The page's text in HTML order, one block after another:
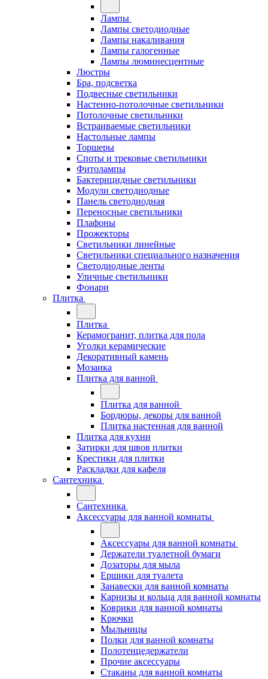
Лампы
Лампы светодиодные
Лампы накаливания
Лампы галогенные
Лампы люминесцентные
Люстры
Бра, подсветка
Подвесные светильники
Настенно-потолочные светильники
Потолочные светильники
Встраиваемые светильники
Настольные лампы
Торшеры
Споты и трековые светильники
Фитолампы
Бактерицидные светильники
Модули светодиодные
Панель светодиодная
Переносные светильники
Плафоны
Прожекторы
Светильники линейные
Светильники специального назначения
Светодиодные ленты
Уличные светильники
Фонари
Плитка
Плитка
Керамогранит, плитка для пола
Уголки керамические
Декоративный камень
Мозаика
Плитка для ванной
Плитка для ванной
Бордюры, декоры для ванной
Плитка настенная для ванной
Плитка для кухни
Затирки для швов плитки
Крестики для плитки
Раскладки для кафеля
Сантехника
Сантехника
Аксессуары для ванной комнаты
Аксессуары для ванной комнаты
Держатели туалетной бумаги
Дозаторы для мыла
Ершики для туалета
Занавески для ванной комнаты
Карнизы и кольца для ванной комнаты
Коврики для ванной комнаты
Крючки
Мыльницы
Полки для ванной комнаты
Полотенцедержатели
Прочие аксессуары
Стаканы для ванной комнаты